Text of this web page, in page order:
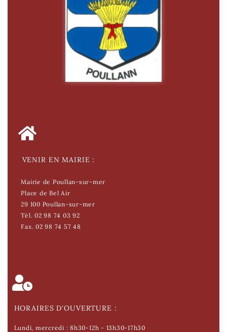
VENIR EN MAIRIE :
Mairie de Poullan-sur-mer
Place de Bel Air
29 100 Poullan-sur-mer
Tél. 02 98 74 03 92
Fax. 02 98 74 57 48
HORAIRES D'OUVERTURE :
Lundi, mercredi : 8h30-12h - 13h30-17h30